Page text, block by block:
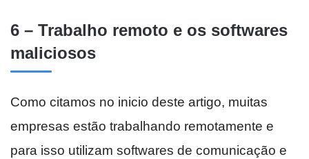
6 – Trabalho remoto e os softwares
maliciosos
Como citamos no inicio deste artigo, muitas
empresas estão trabalhando remotamente e
para isso utilizam softwares de comunicação e